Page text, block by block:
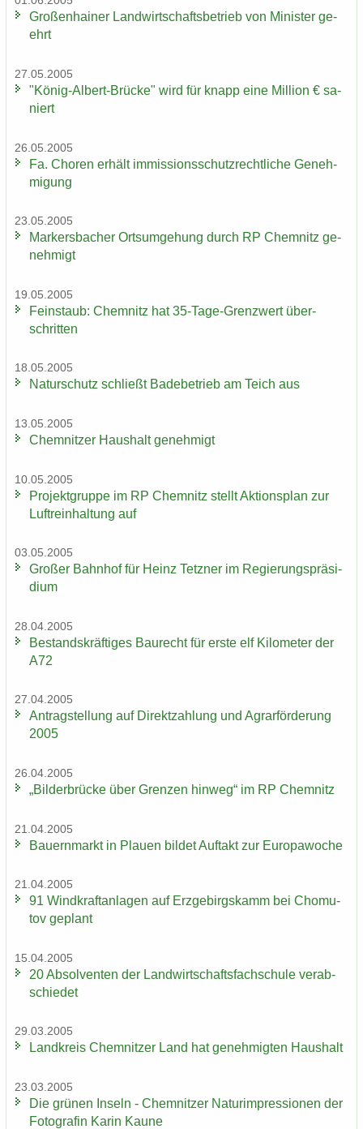
Gro­ßen­hai­ner Land­wirt­schafts­be­trieb von Mi­nis­ter ge­
ehrt
27.05.2005
"König-​Albert-Brücke" wird für knapp eine Mil­li­on € sa­
niert
26.05.2005
Fa. Cho­ren er­hält im­mis­si­ons­schutz­recht­li­che Ge­neh­
mi­gung
23.05.2005
Mar­kers­ba­cher Orts­um­ge­hung durch RP Chem­nitz ge­
neh­migt
19.05.2005
Fein­staub: Chem­nitz hat 35-​Tage-Grenzwert über­
schrit­ten
18.05.2005
Na­tur­schutz schließt Ba­de­be­trieb am Teich aus
13.05.2005
Chem­nit­zer Haus­halt ge­neh­migt
10.05.2005
Pro­jekt­grup­pe im RP Chem­nitz stellt Ak­ti­ons­plan zur
Luft­rein­hal­tung auf
03.05.2005
Gro­ßer Bahn­hof für Heinz Tetz­ner im Re­gie­rungs­prä­si­
di­um
28.04.2005
Be­stands­kräf­ti­ges Bau­recht für erste elf Ki­lo­me­ter der
A72
27.04.2005
An­trag­stel­lung auf Di­rekt­zah­lung und Agrar­för­de­rung
2005
26.04.2005
„Bil­der­brü­cke über Gren­zen hin­weg“ im RP Chem­nitz
21.04.2005
Bau­ern­markt in Plau­en bil­det Auf­takt zur Eu­ro­pa­wo­che
21.04.2005
91 Wind­kraft­an­la­gen auf Erz­ge­birgs­kamm bei Chomu­
tov ge­plant
15.04.2005
20 Ab­sol­ven­ten der Land­wirt­schafts­fach­schu­le ver­ab­
schie­det
29.03.2005
Land­kreis Chem­nit­zer Land hat ge­neh­mig­ten Haus­halt
23.03.2005
Die grü­nen In­seln - Chem­nit­zer Na­turim­pres­sio­nen der
Fo­to­gra­fin Karin Kaune